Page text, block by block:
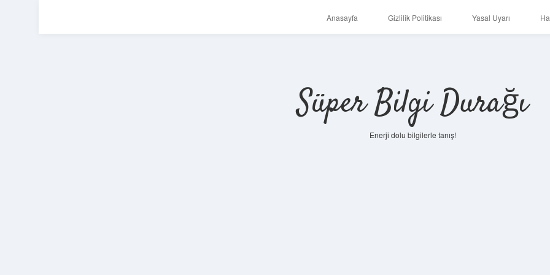
Anasayfa Gizlilik Politikası Yasal Uyarı
Süper Bilgi Durağı
Enerji dolu bilgilerle tanış!